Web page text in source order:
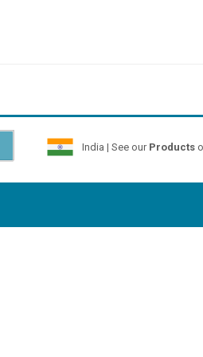
India | See our Products